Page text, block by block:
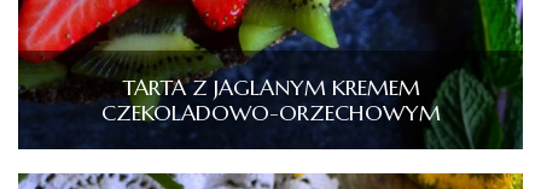
TARTA Z JAGLANYM KREMEM
CZEKOLADOWO-ORZECHOWYM